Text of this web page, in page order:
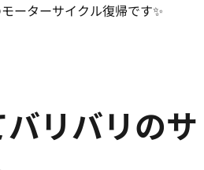
ーターサイクル復帰です✨
リバリのサ